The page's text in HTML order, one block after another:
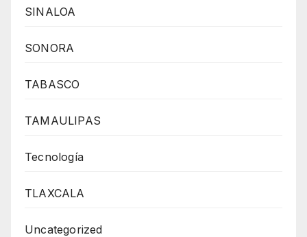
SINALOA
SONORA
TABASCO
TAMAULIPAS
Tecnología
TLAXCALA
Uncategorized